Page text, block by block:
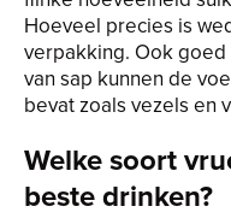
Hoeveel precies is
verpakking. Ook
van sap kunnen de
bevat zoals vezels en
Welke soort
beste drinken?